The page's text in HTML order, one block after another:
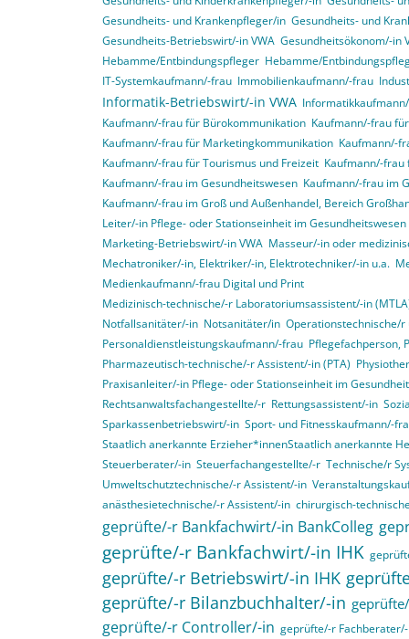
Gesundheits- und Krankenpfleger/in Gesundheits- und
Gesundheits-Betriebswirt/-in VWA Gesundheitsökonom/-in
Hebamme/Entbindungspfleger Hebamme/
IT-Systemkaufmann/-frau Immobilienkaufmann/-frau
Informatik-Betriebswirt/-in VWA
Kaufmann/-frau für Bürokommunikation Kaufmann/-frau
Kaufmann/-frau für Marketingkommunikation Kaufmann/-
Kaufmann/-frau für Tourismus und Freizeit Kaufmann/-frau
Kaufmann/-frau im Gesundheitswesen Kaufmann/-frau im
Kaufmann/-frau im Groß und Außenhandel, Bereich
Leiter/-in Pflege- oder Stationseinheit im Gesundheitswesen
Marketing-Betriebswirt/-in VWA Masseur/-in oder
Mechatroniker/-in, Elektriker/-in, Elektrotechniker/-in u.a.
Medienkaufmann/-frau Digital und Print
Medizinisch-technische/-r Laboratoriumsassistent/-in
Notfallsanitäter/-in Notsanitäter/in Operationstechnische/
Personaldienstleistungskaufmann/-frau Pflegefachperson,
Pharmazeutisch-technische/-r Assistent/-in (PTA)
Praxisanleiter/-in Pflege- oder Stationseinheit im
Rechtsanwaltsfachangestellte/-r Rettungsassistent/-in
Sparkassenbetriebswirt/-in Sport- und Fitnesskaufmann/-
Staatlich anerkannte Erzieher*innenStaatlich anerkannte
Steuerberater/-in Steuerfachangestellte/-r Technische/r
Umweltschutztechnische/-r Assistent/-in
anästhesietechnische/-r Assistent/-in chirurgisch-
geprüfte/-r Bankfachwirt/-in BankColleg
geprüfte/-r Bankfachwirt/-in IHK
geprüfte/-r Betriebswirt/-in IHK
geprüfte/-r Bilanzbuchhalter/-in
geprüfte/-r Controller/-in geprüfte/-r